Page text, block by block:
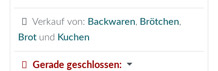
Verkauf von: Backwaren, Brötchen,
Brot und Kuchen
Gerade geschlossen: